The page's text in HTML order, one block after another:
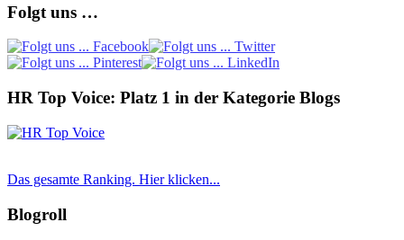
Folgt uns …
HR Top Voice: Platz 1 in der Kategorie Blogs
Das gesamte Ranking. Hier klicken...
Blogroll